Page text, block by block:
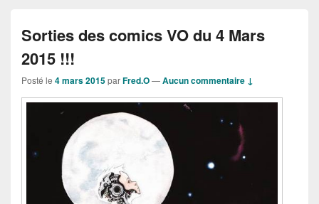
Sorties des comics VO du 4 Mars
2015 !!!
Posté le 4 mars 2015parFred.O—Aucun commentaire ↓